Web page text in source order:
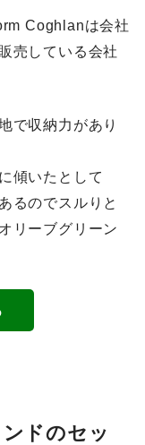
Coghlanは会社
売している会社
で収納力があり
傾いたとして
るのでスルりと
リーブグリーン
ドのセッ